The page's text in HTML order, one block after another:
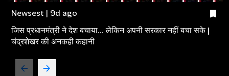
Newsest | 9d ago
जिस प्रधानमंत्री ने देश बचाया... लेकिन अपनी सरकार नहीं बचा सके |
चंद्रशेखर की अनकही कहानी